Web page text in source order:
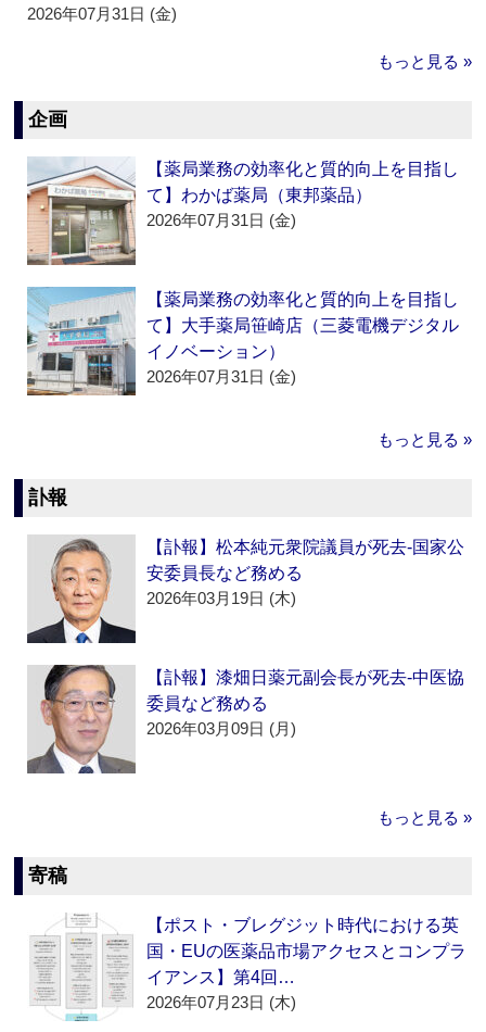
2026年07月31日 (金)
もっと見る »
企画
【薬局業務の効率化と質的向上を目指し
て】わかば薬局（東邦薬品）
2026年07月31日 (金)
【薬局業務の効率化と質的向上を目指し
て】大手薬局笹崎店（三菱電機デジタル
イノベーション）
2026年07月31日 (金)
もっと見る »
訃報
【訃報】松本純元衆院議員が死去‐国家公
安委員長など務める
2026年03月19日 (木)
【訃報】漆畑日薬元副会長が死去‐中医協
委員など務める
2026年03月09日 (月)
もっと見る »
寄稿
【ポスト・ブレグジット時代における英
国・EUの医薬品市場アクセスとコンプラ
イアンス】第4回…
2026年07月23日 (木)